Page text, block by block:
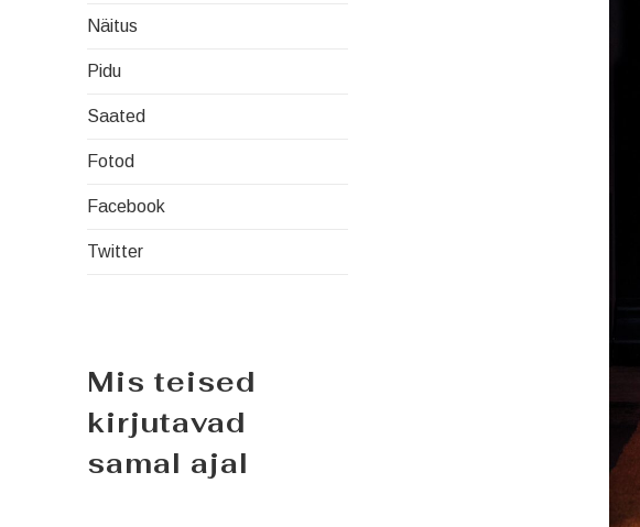
Näitus
Pidu
Saated
Fotod
Facebook
Twitter
Mis teised
kirjutavad
samal ajal